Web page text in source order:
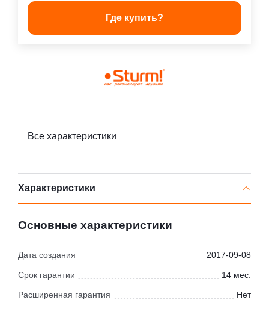
Где купить?
Все характеристики
Характеристики
Основные характеристики
Дата создания 2017-09-08
Срок гарантии 14 мес.
Расширенная гарантия Нет